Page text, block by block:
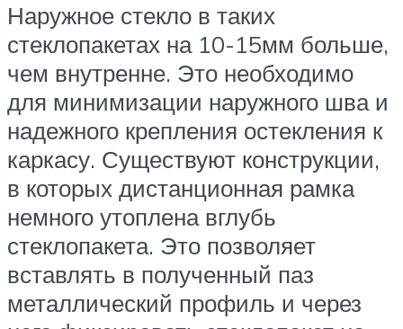
Наружное стекло в таких
стеклопакетах на 10-15мм больше,
чем внутренне. Это необходимо
для минимизации наружного шва и
надежного крепления остекления к
каркасу. Существуют конструкции,
в которых дистанционная рамка
немного утоплена вглубь
стеклопакета. Это позволяет
вставлять в полученный паз
металлический профиль и через